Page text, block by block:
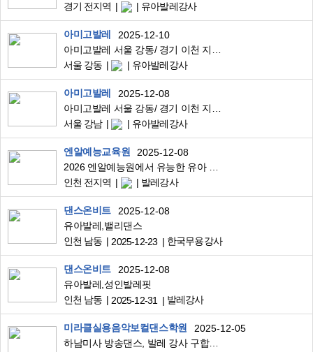
경기 전지역
유아발레강사
아미고발레
2025-12-10
서울 강동
유아발레강사
아미고발레
2025-12-08
서울 강남
유아발레강사
엔알예능교육원
2025-12-08
인천 전지역
발레강사
댄스온비트
2025-12-08
유아발레,밸리댄스
인천 남동
2025-12-23 한국무용강사
댄스온비트
2025-12-08
유아발레,성인발레핏
인천 남동
2025-12-31 발레강사
미라클실용음악보컬댄스학원
2025-12-05
하남미사 방송댄스, 발레 강사 구합니다.